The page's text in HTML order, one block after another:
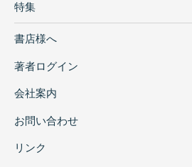
特集
書店様へ
著者ログイン
会社案内
お問い合わせ
リンク